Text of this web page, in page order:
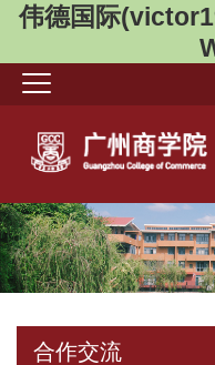
伟德国际
合作交流